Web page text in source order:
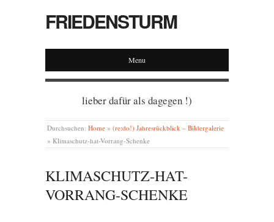
FRIEDENSTURM
Menu
lieber dafür als dagegen !)
Durchsuchen: Home » (re:do!) Jahresrückblick – Bildergalerie
» Klimaschutz-hat-Vorrang-Schenke
KLIMASCHUTZ-HAT-
VORRANG-SCHENKE